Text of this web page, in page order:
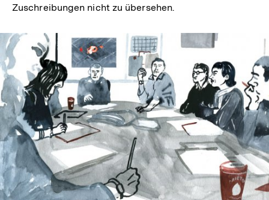
Auflösung
Fußnote
Zuschreibungen nicht zu übersehen.